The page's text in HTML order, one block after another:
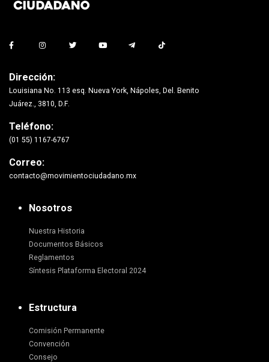
Dirección:
Louisiana No. 113 esq. Nueva York, Nápoles, Del. Benito
Juárez., 3810, D.F.
Teléfono:
(01 55) 1167-6767
Correo:
contacto@movimientociudadano.mx
Nosotros
Nuestra Historia
Documentos Básicos
Reglamentos
Síntesis Plataforma Electoral 2024
Estructura
Comisión Permanente
Convención
Consejo